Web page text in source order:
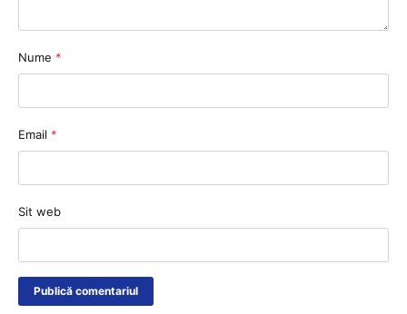
Nume *
Email *
Sit web